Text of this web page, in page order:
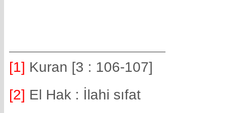
[1] Kuran [3 : 106-107]
[2] El Hak : İlahi sıfat